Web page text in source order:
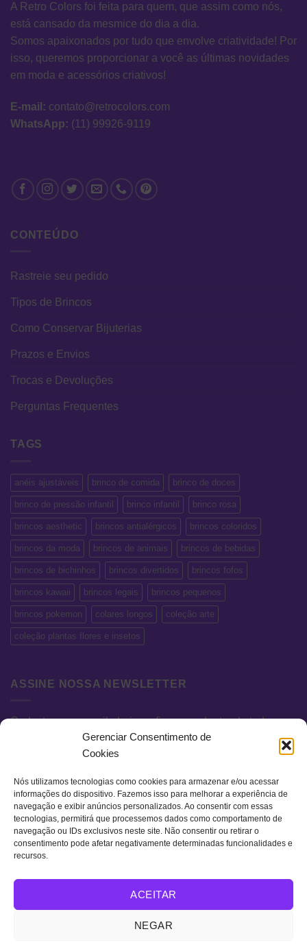
Gerenciar Consentimento de
Cookies
Nós utilizamos tecnologias como cookies para armazenar e/ou acessar
informações do dispositivo. Fazemos isso para melhorar a experiência de
navegação e exibir anúncios personalizados. Ao consentir com essas
tecnologias, permitirá que processemos dados como comportamento de
navegação ou IDs exclusivos neste site. Não consentir ou retirar o
consentimento pode afetar negativamente determinadas funcionalidades e
recursos.
ACEITAR
NEGAR
A Retro Colors foi feita para quem, que assim como nós,
está cansado da mesmice do dia a dia.
Somos apaixonados por tudo que envolve criatividade! Por
isso, queremos proporcionar a você as últimas novidades
em moda e acessórios criativos!
E-mail: contato@retrocolors.com
WhatsApp: (11) 99926-9119
CONTEÚDO
Rastreie seu pedido
Tipos de Brincos
Como Conservar Bijuterias
Prazos e Envios
Trocas e Devoluções
Perguntas Frequentes
TAGS
anéis ajustáveis brinco de comida brinco de doces
brinco de pressão infantil brinco infantil brinco rosa
brincos aesthetic brincos antialérgicos brincos coloridos
brincos da moda brincos de animais brincos de bebidas
brincos de bichinhos brincos divertidos brincos fofos
brincos kawaii brincos legais brincos pequenos
brincos pokemon colares longos coleção arte
coleção plantas flores e insetos
ASSINE NOSSA NEWSLETTER
Cadastre seu e-mail abaixo e fique por dentro de todas as
novidades e promoções exclusivas.
Visa MasterCard
FAQ
CONTATO